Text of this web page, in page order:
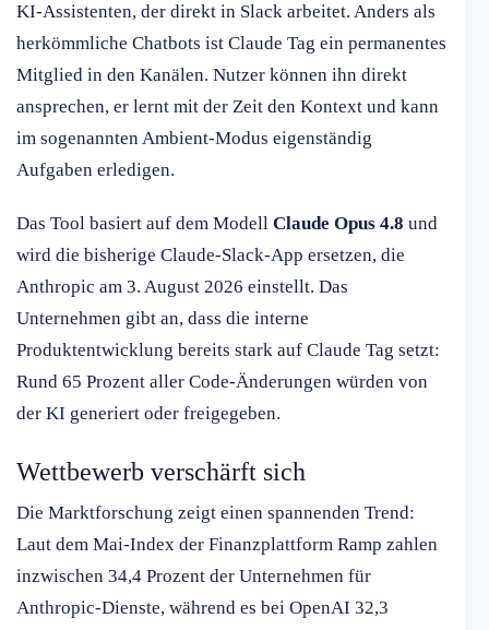
KI-Assistenten, der direkt in Slack arbeitet. Anders als
herkömmliche Chatbots ist Claude Tag ein permanentes
Mitglied in den Kanälen. Nutzer können ihn direkt
ansprechen, er lernt mit der Zeit den Kontext und kann
im sogenannten Ambient-Modus eigenständig
Aufgaben erledigen.
Das Tool basiert auf dem Modell Claude Opus 4.8 und
wird die bisherige Claude-Slack-App ersetzen, die
Anthropic am 3. August 2026 einstellt. Das
Unternehmen gibt an, dass die interne
Produktentwicklung bereits stark auf Claude Tag setzt:
Rund 65 Prozent aller Code-Änderungen würden von
der KI generiert oder freigegeben.
Wettbewerb verschärft sich
Die Marktforschung zeigt einen spannenden Trend:
Laut dem Mai-Index der Finanzplattform Ramp zahlen
inzwischen 34,4 Prozent der Unternehmen für
Anthropic-Dienste, während es bei OpenAI 32,3